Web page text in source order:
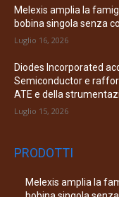
Melexis amplia la
bobina singola senza
Luglio 16, 2026
Diodes Incorporated
Semiconductor e
ATE e della
Luglio 15, 2026
PRODOTTI
Melexis amplia la